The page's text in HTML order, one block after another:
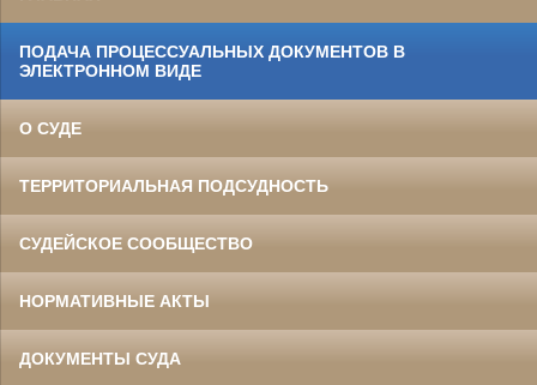
ПОДАЧА ПРОЦЕССУАЛЬНЫХ ДОКУМЕНТОВ В
ЭЛЕКТРОННОМ ВИДЕ
О СУДЕ
ТЕРРИТОРИАЛЬНАЯ ПОДСУДНОСТЬ
СУДЕЙСКОЕ СООБЩЕСТВО
НОРМАТИВНЫЕ АКТЫ
ДОКУМЕНТЫ СУДА